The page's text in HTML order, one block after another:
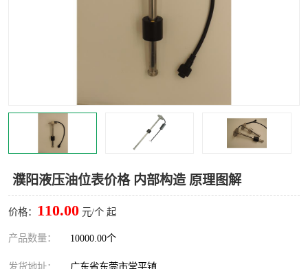
濮阳液压油位表价格 内部构造 原理图解
价格： 110.00 元/个 起
产品数量： 10000.00个